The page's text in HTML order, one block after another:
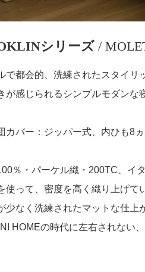
シリーズ /
で都会的、洗練されたスタイリ
が感じられるシンプルモダンな
カバー：ジッパー式、内ひも8
％・パーケル織・200TC、イタ
使って、密度を高く織り上げて
少なく洗練されたマットな仕上
HOMEの時代に左右されない